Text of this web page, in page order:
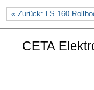
« Zurück: LS 160
CETA